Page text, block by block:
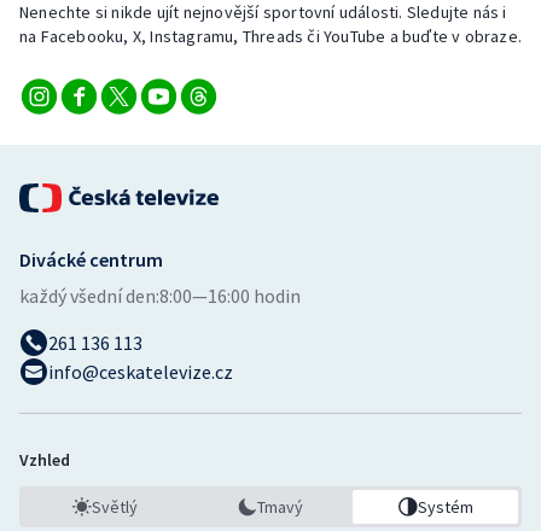
Nenechte si nikde ujít nejnovější sportovní události. Sledujte nás i
na Facebooku, X, Instagramu, Threads či YouTube a buďte v obraze.
Divácké centrum
každý všední den:8:00—16:00 hodin
261 136 113
info@ceskatelevize.cz
Vzhled
Světlý Tmavý Systém